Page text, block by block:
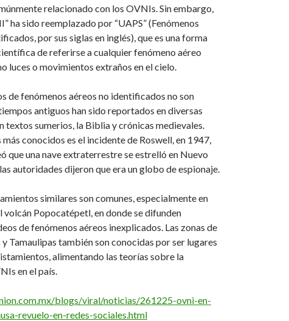
relacionado con los OVNIs. Sin embargo,
ha sido reemplazado por “UAPS” (Fenómenos
por sus siglas en inglés), que es una forma
de referirse a cualquier fenómeno aéreo
luces o movimientos extraños en el cielo.
de fenómenos aéreos no identificados no son
antiguos han sido reportados en diversas
textos sumerios, la Biblia y crónicas medievales.
más conocidos es el incidente de Roswell, en 1947,
que una nave extraterrestre se estrelló en Nuevo
autoridades dijeron que era un globo de espionaje.
similares son comunes, especialmente en
volcán Popocatépetl, en donde se difunden
de fenómenos aéreos inexplicados. Las zonas de
Tamaulipas también son conocidas por ser lugares
alimentando las teorías sobre la
en el país.
blogs/viral/noticias/261225-ovni-en-
revuelo-en-redes-sociales.html